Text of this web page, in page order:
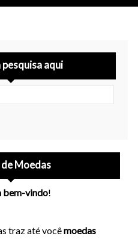
pesquisa aqui
Moedas
bem-vindo!
traz até vocêmoedas